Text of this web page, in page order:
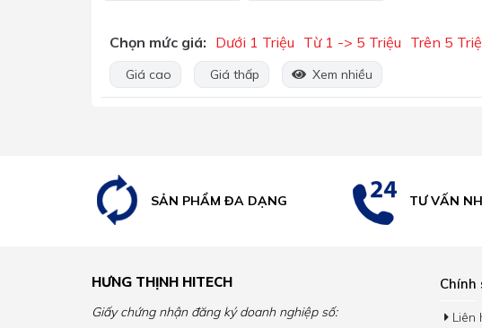
Chọn mức giá: Dưới 1 Triệu Từ 1 -> 5 Triệu Trên 5
Giá cao Giá thấp Xem nhiều
SẢN PHẨM ĐA DẠNG TƯ VẤN
HƯNG THỊNH HITECH
Giấy chứng nhận đăng ký doanh nghiệp số:
Chính
Liên